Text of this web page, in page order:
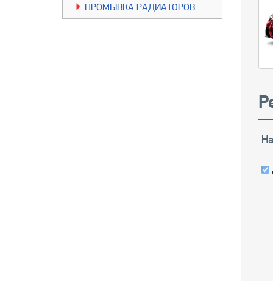
ПРОМЫВКА РАДИАТОРОВ